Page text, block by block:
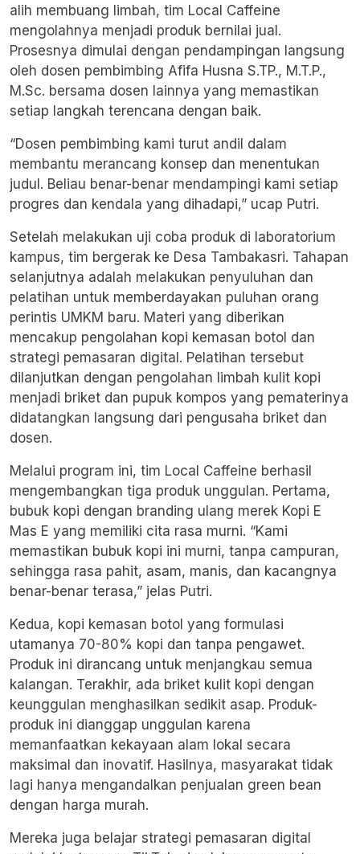
alih membuang limbah, tim Local Caffeine
mengolahnya menjadi produk bernilai jual.
Prosesnya dimulai dengan pendampingan langsung
oleh dosen pembimbing Afifa Husna S.TP., M.T.P.,
M.Sc. bersama dosen lainnya yang memastikan
setiap langkah terencana dengan baik.
“Dosen pembimbing kami turut andil dalam
membantu merancang konsep dan menentukan
judul. Beliau benar-benar mendampingi kami setiap
progres dan kendala yang dihadapi,” ucap Putri.
Setelah melakukan uji coba produk di laboratorium
kampus, tim bergerak ke Desa Tambakasri. Tahapan
selanjutnya adalah melakukan penyuluhan dan
pelatihan untuk memberdayakan puluhan orang
perintis UMKM baru. Materi yang diberikan
mencakup pengolahan kopi kemasan botol dan
strategi pemasaran digital. Pelatihan tersebut
dilanjutkan dengan pengolahan limbah kulit kopi
menjadi briket dan pupuk kompos yang pematerinya
didatangkan langsung dari pengusaha briket dan
dosen.
Melalui program ini, tim Local Caffeine berhasil
mengembangkan tiga produk unggulan. Pertama,
bubuk kopi dengan branding ulang merek Kopi E
Mas E yang memiliki cita rasa murni. “Kami
memastikan bubuk kopi ini murni, tanpa campuran,
sehingga rasa pahit, asam, manis, dan kacangnya
benar-benar terasa,” jelas Putri.
Kedua, kopi kemasan botol yang formulasi
utamanya 70-80% kopi dan tanpa pengawet.
Produk ini dirancang untuk menjangkau semua
kalangan. Terakhir, ada briket kulit kopi dengan
keunggulan menghasilkan sedikit asap. Produk-
produk ini dianggap unggulan karena
memanfaatkan kekayaan alam lokal secara
maksimal dan inovatif. Hasilnya, masyarakat tidak
lagi hanya mengandalkan penjualan green bean
dengan harga murah.
Mereka juga belajar strategi pemasaran digital